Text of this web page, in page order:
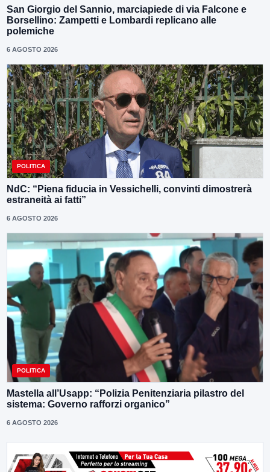
San Giorgio del Sannio, marciapiede di via Falcone e
Borsellino: Zampetti e Lombardi replicano alle
polemiche
6 AGOSTO 2026
POLITICA
NdC: “Piena fiducia in Vessichelli, convinti dimostrerà
estraneità ai fatti”
6 AGOSTO 2026
POLITICA
Mastella all’Usapp: “Polizia Penitenziaria pilastro del
sistema: Governo rafforzi organico”
6 AGOSTO 2026